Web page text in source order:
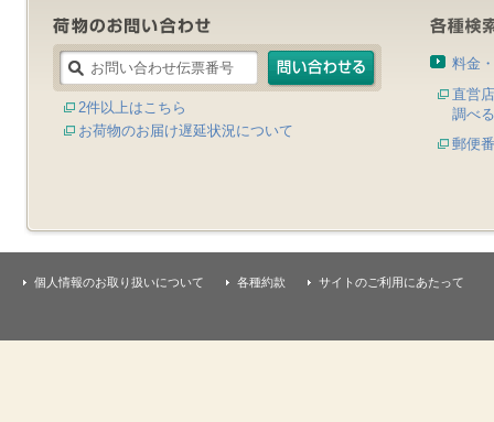
2件以上はこちら
お荷物のお届け遅延状況について
料金
直営
調べる
郵便
個人情報のお取り扱いについて 各種約款 サイトのご利用にあたって